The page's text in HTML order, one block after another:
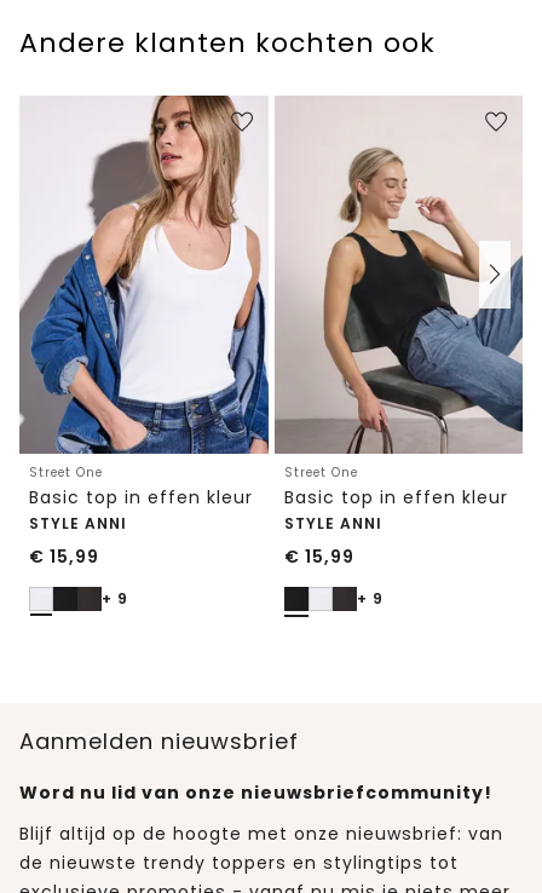
Andere klanten kochten ook
Street One
Basic top in effen kleur
STYLE ANNI
€ 15,99
+ 9
Street One
Basic top in effen kleur
STYLE ANNI
€ 15,99
+ 9
Aanmelden nieuwsbrief
Word nu lid van onze nieuwsbriefcommunity!
Blijf altijd op de hoogte met onze nieuwsbrief: van
de nieuwste trendy toppers en stylingtips tot